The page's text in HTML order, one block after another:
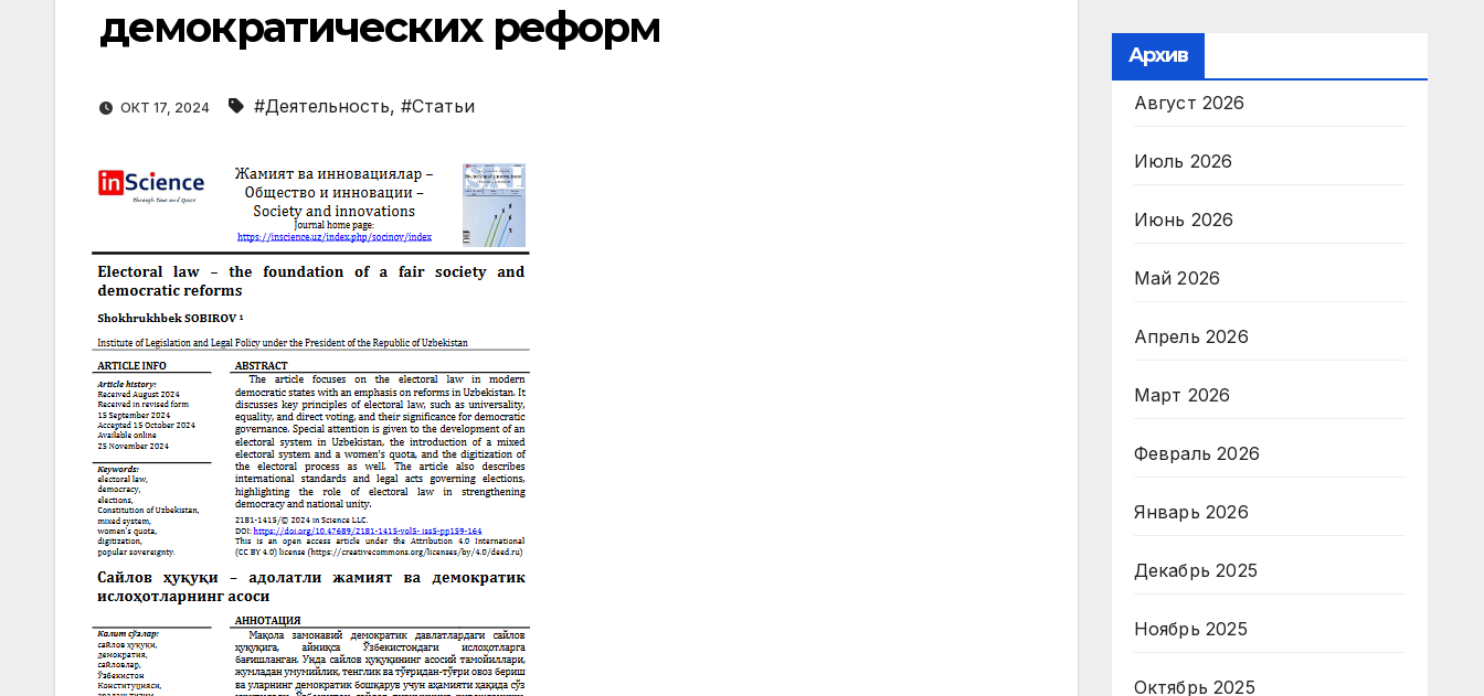
демократических реформ
ОКТ 17, 2024 #Деятельность, #Статьи
Архив
Август 2026
Июль 2026
Июнь 2026
Май 2026
Апрель 2026
Март 2026
Февраль 2026
Январь 2026
Декабрь 2025
Ноябрь 2025
Октябрь 2025